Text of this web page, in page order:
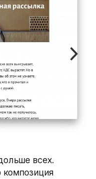
всех.
композиция